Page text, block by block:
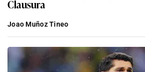
Clausura
Joao Muñoz Tineo